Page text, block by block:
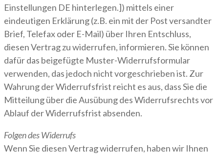
Einstellungen DE hinterlegen.]) mittels einer
eindeutigen Erklärung (z.B. ein mit der Post versandter
Brief, Telefax oder E-Mail) über Ihren Entschluss,
diesen Vertrag zu widerrufen, informieren. Sie können
dafür das beigefügte Muster-Widerrufsformular
verwenden, das jedoch nicht vorgeschrieben ist. Zur
Wahrung der Widerrufsfrist reicht es aus, dass Sie die
Mitteilung über die Ausübung des Widerrufsrechts vor
Ablauf der Widerrufsfrist absenden.
Folgen des Widerrufs
Wenn Sie diesen Vertrag widerrufen, haben wir Ihnen